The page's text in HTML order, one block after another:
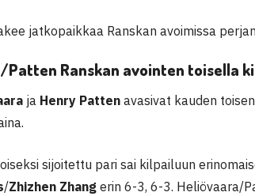
jatkopaikkaa Ranskan avoimissa
Patten Ranskan avointen toisella
ja Henry Patten avasivat kauden
sijoitettu pari sai kilpailuun
/Zhizhen Zhang erin 6-3, 6-3. Heliövaara/